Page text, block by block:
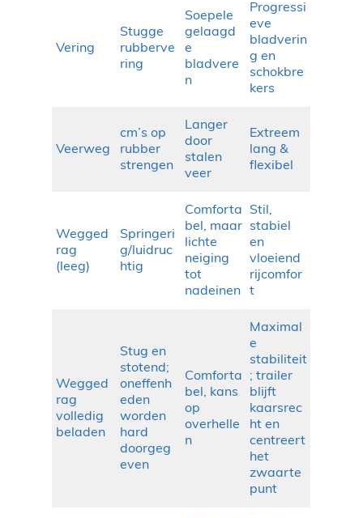
Vering
Stugge
rubberve
ring
Soepele
gelaagd
e
bladvere
n
Progressi
eve
bladverin
g en
schokbre
kers
Veerweg
cm’s op
rubber
strengen
Langer
door
stalen
veer
Extreem
lang &
flexibel
Wegged
rag
(leeg)
Springeri
g/luidruc
htig
Comforta
bel, maar
lichte
neiging
tot
nadeinen
Stil,
stabiel
en
vloeiend
rijcomfor
t
Wegged
rag
volledig
beladen
Stug en
stotend;
oneffenh
eden
worden
hard
doorgeg
even
Comforta
bel, kans
op
overhelle
n
Maximal
e
stabiliteit
; trailer
blijft
kaarsrec
ht en
centreert
het
zwaarte
punt